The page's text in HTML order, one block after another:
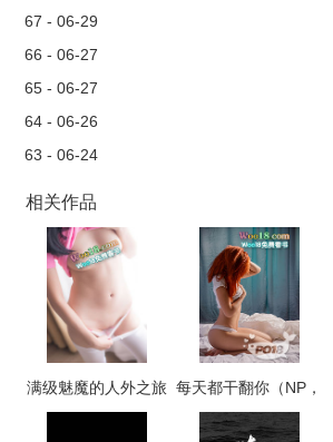
67 - 06-29
66 - 06-27
65 - 06-27
64 - 06-26
63 - 06-24
相关作品
满级魅魔的人外之旅 每天都干翻你（NP，
高H）